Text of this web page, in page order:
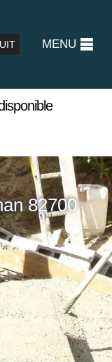
MENU
82700